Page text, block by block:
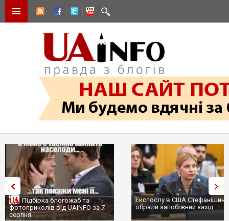
Підбірка блогожаб та
фотоприколів від UAINFO за 7
серпня
Експослу в США
обрали запобіжний захід